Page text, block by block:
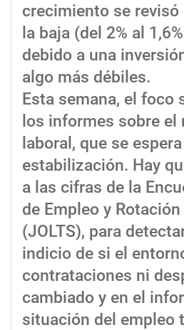
crecimiento se
la baja (del 2% al
debido a una
algo más débiles.
Esta semana, el foco
los informes sobre el
laboral, que se
estabilización. Hay
a las cifras de la
de Empleo y Rotación
(JOLTS), para
indicio de si el
contrataciones ni
cambiado y en el
situación del empleo